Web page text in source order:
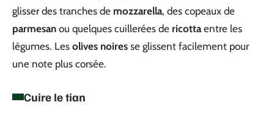
glisser des tranches de mozzarella, des copeaux de
parmesan ou quelques cuillerées de ricottaentre les
légumes. Les olives noires se glissent facilement pour
une note plus corsée.
Cuire le tian